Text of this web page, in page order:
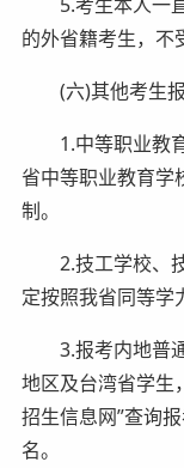
5.考生本人一直
的外省籍考生，不
(六)其他考生报
1.中等职业教育
省中等职业教育学
制。
2.技工学校、技
定按照我省同等学
3.报考内地普通
地区及台湾省学生
招生信息网”查询
名。